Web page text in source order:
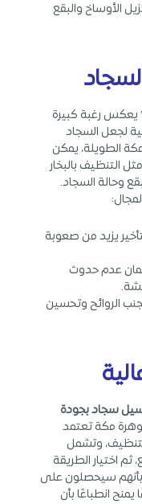
الأوساخ والبقع
يعكس رغبة كبيرة
لجعل السجاد
الطويلة، يمكن
التنظيف بالبخار
وحالة السجاد.
يزيد من صعوبة
عدم حدوث
الروائح وتحسين
سجاد بجودة
مكة تعتمد
وتشمل
اختيار الطريقة
بأنهم سيحصلون على
يمنح انطباعًا بأن